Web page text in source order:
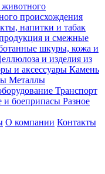
происхождения
напитки и табак
и смежные
шкуры, кожа и
и изделия из
и аксессуары Камень
Металлы
Транспорт
и боеприпасы Разное
О компании Контакты